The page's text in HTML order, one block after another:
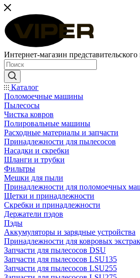
Интернет-магазин представительского
Каталог
Поломоечные машины
Пылесосы
Чистка ковров
Полировальные машины
Расходные материалы и запчасти
Принадлежности для пылесосов
Насадки и скребки
Шланги и трубки
Фильтры
Мешки для пыли
Принадлежности для поломоечных
Щетки и принадлежности
Скребки и принадлежности
Держатели пэдов
Пэды
Аккумуляторы и зарядные устройства
Принадлежности для ковровых
Запчасти для пылесосов DSU
Запчасти для пылесосов LSU135
Запчасти для пылесосов LSU255